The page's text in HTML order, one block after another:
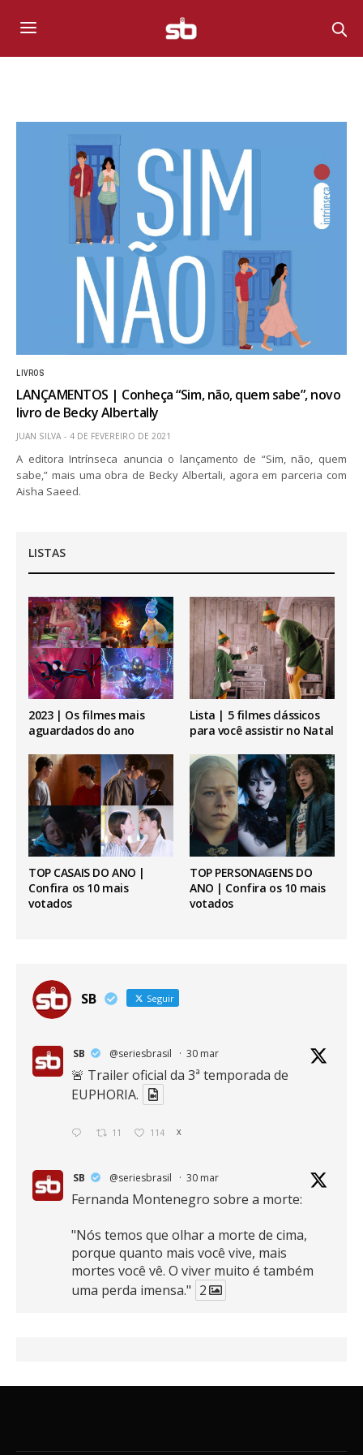
LIVROS
LANÇAMENTOS | Conheça “Sim, não, quem sabe”, novo
livro de Becky Albertally
JUAN SILVA 4 DE FEVEREIRO DE 2021
A editora Intrínseca anuncia o lançamento de “Sim, não, quem
sabe,” mais uma obra de Becky Albertali, agora em parceria com
Aisha Saeed.
LISTAS
2023 | Os filmes mais
aguardados do ano
Lista | 5 filmes clássicos
para você assistir no Natal
TOP CASAIS DO ANO |
Confira os 10 mais
votados
TOP PERSONAGENS DO
ANO | Confira os 10 mais
votados
SB Seguir
SB @seriesbrasil · 30 mar
🚨 Trailer oficial da 3ª temporada de
EUPHORIA.
11 114 X
SB @seriesbrasil · 30 mar
Fernanda Montenegro sobre a morte:
"Nós temos que olhar a morte de cima,
porque quanto mais você vive, mais
mortes você vê. O viver muito é também
uma perda imensa." 2
16 389 X